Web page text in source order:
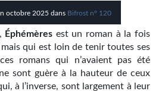
octobre 2025 dans Bifrost n° 120
Éphémères est un roman à la fois
qui est loin de tenir toutes ses
romans qui n’avaient pas été
sont guère à la hauteur de ceux
à l’inverse, sont largement à leur